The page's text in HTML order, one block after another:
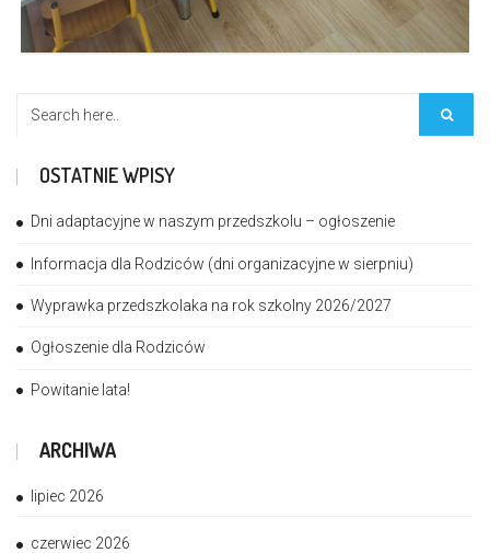
OSTATNIE WPISY
Dni adaptacyjne w naszym przedszkolu – ogłoszenie
Informacja dla Rodziców (dni organizacyjne w sierpniu)
Wyprawka przedszkolaka na rok szkolny 2026/2027
Ogłoszenie dla Rodziców
Powitanie lata!
ARCHIWA
lipiec 2026
czerwiec 2026